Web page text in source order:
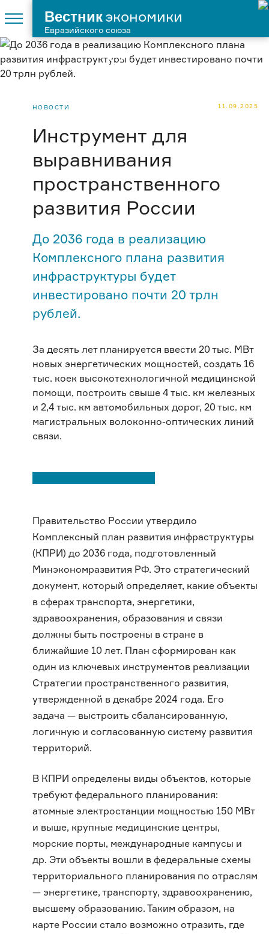
Вестникэкономики
Евразийского союза
НОВОСТИ 11.09.2025
Инструмент для
выравнивания
пространственного
развития России
До 2036 года в реализацию
Комплексного плана развития
инфраструктуры будет
инвестировано почти 20 трлн
рублей.
За десять лет планируется ввести 20 тыс. МВт
новых энергетических мощностей, создать 16
тыс. коек высокотехнологичной медицинской
помощи, построить свыше 4 тыс. км железных
и 2,4 тыс. км автомобильных дорог, 20 тыс. км
магистральных волоконно-оптических линий
связи.
Правительство России утвердило
Комплексный план развития инфраструктуры
(КПРИ) до 2036 года, подготовленный
Минэкономразвития РФ. Это стратегический
документ, который определяет, какие объекты
в сферах транспорта, энергетики,
здравоохранения, образования и связи
должны быть построены в стране в
ближайшие 10 лет. План сформирован как
один из ключевых инструментов реализации
Стратегии пространственного развития,
утвержденной в декабре 2024 года. Его
задача — выстроить сбалансированную,
логичную и согласованную систему развития
территорий.
В КПРИ определены виды объектов, которые
требуют федерального планирования:
атомные электростанции мощностью 150 МВт
и выше, крупные медицинские центры,
морские порты, международные кампусы и
др. Эти объекты вошли в федеральные схемы
территориального планирования по отраслям
— энергетике, транспорту, здравоохранению,
высшему образованию. Таким образом, на
карте России стало возможно отразить, где